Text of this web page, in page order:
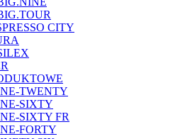
CITY
TWENTY
SIXTY
SIXTY FR
FORTY